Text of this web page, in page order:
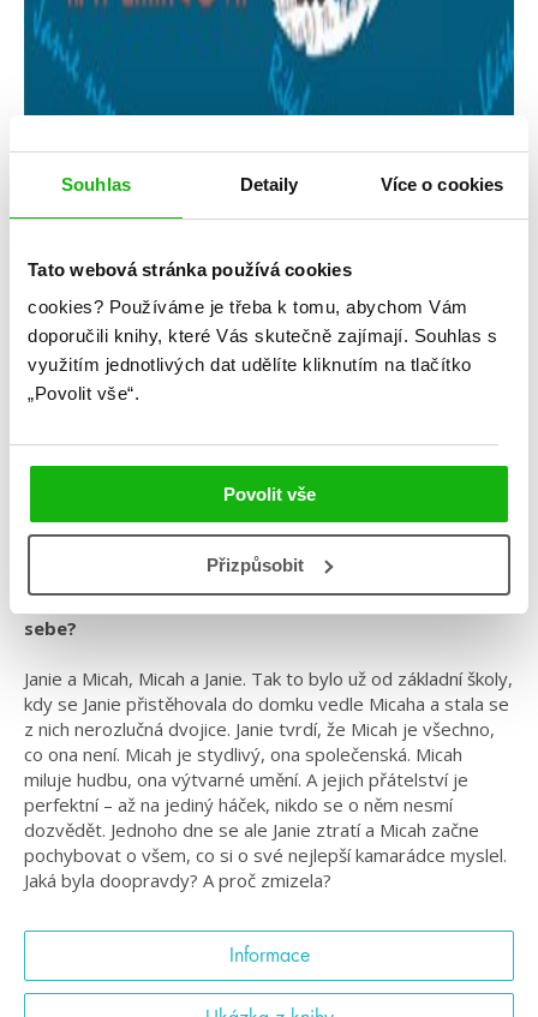
Souhlas Detaily Více o cookies
Tato webová stránka používá cookies
cookies? Používáme je třeba k tomu, abychom Vám
doporučili knihy, které Vás skutečně zajímají. Souhlas s
využitím jednotlivých dat udělíte kliknutím na tlačítko
„Povolit vše“.
Povolit vše
Přizpůsobit
Žánr: Mystery a thrillery
Tady končí svět
#tadykončísvět
Známe své přátele doopravdy? A známe vůbec sami
sebe?
Janie a Micah, Micah a Janie. Tak to bylo už od základní školy,
kdy se Janie přistěhovala do domku vedle Micaha a stala se
z nich nerozlučná dvojice. Janie tvrdí, že Micah je všechno,
co ona není. Micah je stydlivý, ona společenská. Micah
miluje hudbu, ona výtvarné umění. A jejich přátelství je
perfektní – až na jediný háček, nikdo se o něm nesmí
dozvědět. Jednoho dne se ale Janie ztratí a Micah začne
pochybovat o všem, co si o své nejlepší kamarádce myslel.
Jaká byla doopravdy? A proč zmizela?
Informace